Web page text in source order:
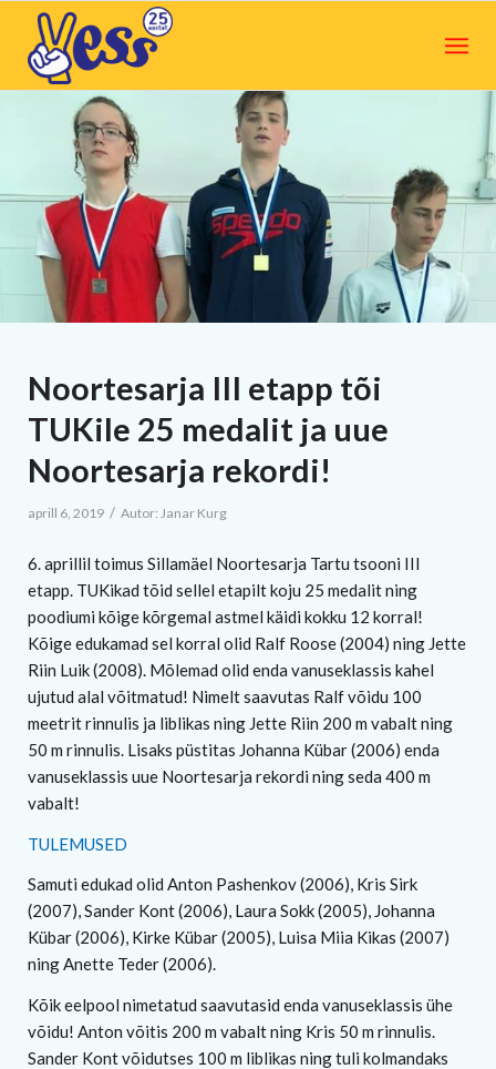
Noortesarja III etapp tõi
TUKile 25 medalit ja uue
Noortesarja rekordi!
aprill 6, 2019 / Autor: Janar Kurg
6. aprillil toimus Sillamäel Noortesarja Tartu tsooni III
etapp. TUKikad tõid sellel etapilt koju 25 medalit ning
poodiumi kõige kõrgemal astmel käidi kokku 12 korral!
Kõige edukamad sel korral olid Ralf Roose (2004) ning Jette
Riin Luik (2008). Mõlemad olid enda vanuseklassis kahel
ujutud alal võitmatud! Nimelt saavutas Ralf võidu 100
meetrit rinnulis ja liblikas ning Jette Riin 200 m vabalt ning
50 m rinnulis. Lisaks püstitas Johanna Kübar (2006) enda
vanuseklassis uue Noortesarja rekordi ning seda 400 m
vabalt!
TULEMUSED
Samuti edukad olid Anton Pashenkov (2006), Kris Sirk
(2007), Sander Kont (2006), Laura Sokk (2005), Johanna
Kübar (2006), Kirke Kübar (2005), Luisa Miia Kikas (2007)
ning Anette Teder (2006).
Kõik eelpool nimetatud saavutasid enda vanuseklassis ühe
võidu! Anton võitis 200 m vabalt ning Kris 50 m rinnulis.
Sander Kont võidutses 100 m liblikas ning tuli kolmandaks